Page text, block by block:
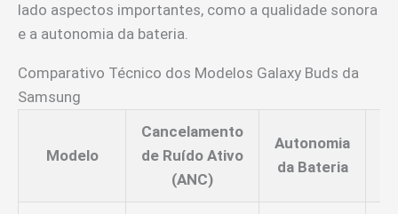
lado aspectos importantes, como a qualidade sonora
e a autonomia da bateria.
Comparativo Técnico dos Modelos Galaxy Buds da
Samsung
Modelo
Cancelamento
de Ruído Ativo
(ANC)
Autonomia
da Bateria